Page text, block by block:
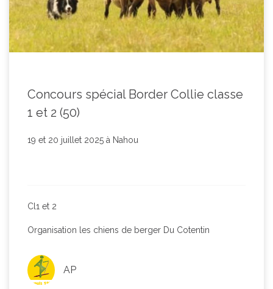
Concours spécial Border Collie classe
1 et 2 (50)
19 et 20 juillet 2025 à Nahou
Cl1 et 2
Organisation les chiens de berger Du Cotentin
AP